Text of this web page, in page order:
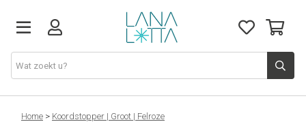
Stoffen
Home > Koordstopper | Groot | Felroze